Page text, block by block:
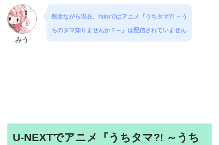
みう
残念ながら現在、huluではアニメ『うちタマ?! ～う
ちのタマ知りませんか？～』は配信されていません
U-NEXTでアニメ『うちタマ?! ～うち